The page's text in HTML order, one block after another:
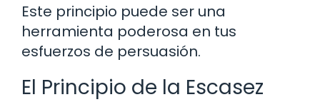
Este principio puede ser una
herramienta poderosa en tus
esfuerzos de persuasión.
El Principio de la Escasez